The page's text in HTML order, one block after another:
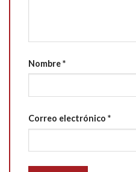
Nombre*
Correo electrónico *